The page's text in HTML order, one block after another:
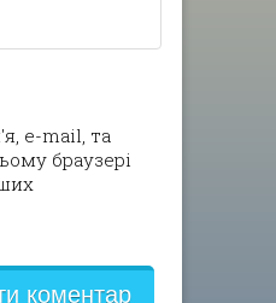
e-mail, та
браузері